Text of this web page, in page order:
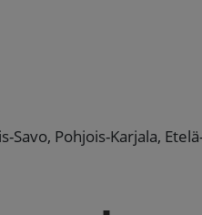
Pohjois-Karjala,